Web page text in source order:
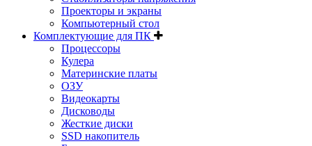
Проекторы и экраны
Компьютерный стол
Комплектующие для ПК
Процессоры
Кулера
Материнские платы
ОЗУ
Видеокарты
Дисководы
Жесткие диски
SSD накопитель